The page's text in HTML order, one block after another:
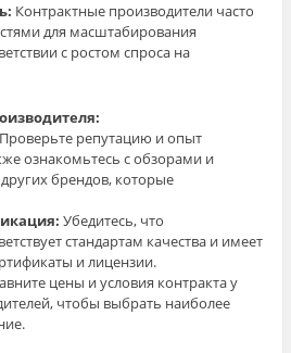
Контрактные производители часто
для масштабирования
с ростом спроса на
Проверьте репутацию и опыт
ознакомьтесь с обзорами и
брендов, которые
Убедитесь, что
стандартам качества и имеет
и лицензии.
цены и условия контракта у
чтобы выбрать наиболее